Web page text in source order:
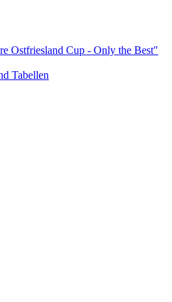
Ostfriesland Cup - Only the Best"
Tabellen